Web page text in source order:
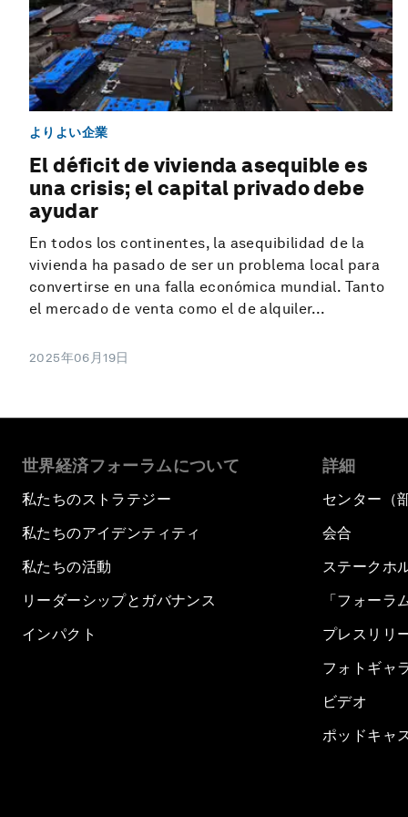
よりよい企業
El déficit de vivienda asequible es
una crisis; el capital privado debe
ayudar
En todos los continentes, la asequibilidad de la
vivienda ha pasado de ser un problema local para
convertirse en una falla económica mundial. Tanto
el mercado de venta como el de alquiler...
2025年06月19日
世界経済フォーラムについて
私たちのストラテジー
私たちのアイデンティティ
私たちの活動
リーダーシップとガバナンス
インパクト
詳細
センター（
会合
ステークホ
「フォーラ
プレスリリ
フォトギャ
ビデオ
ポッドキャ